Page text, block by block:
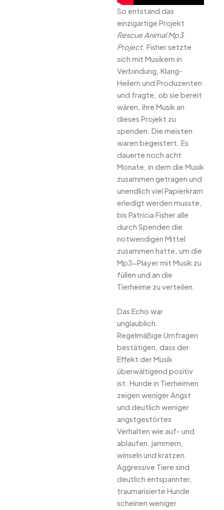
So entstand das
einzigartige Projekt
Rescue Animal Mp3
Project. Fisher setzte
sich mit Musikern in
Verbindung, Klang-
Heilern und Produzenten
und fragte, ob sie bereit
wären, ihre Musik an
dieses Projekt zu
spenden. Die meisten
waren begeistert. Es
dauerte noch acht
Monate, in dem die Musik
zusammen getragen und
unendlich viel Papierkram
erledigt werden musste,
bis Patricia Fisher alle
durch Spenden die
notwendigen Mittel
zusammen hatte, um die
Mp3-Player mit Musik zu
füllen und an die
Tierheime zu verteilen.
Das Echo war
unglaublich.
Regelmäßige Umfragen
bestätigen, dass der
Effekt der Musik
überwältigend positiv
ist. Hunde in Tierheimen
zeigen weniger Angst
und deutlich weniger
angstgestörtes
Verhalten wie auf- und
ablaufen, jammern,
winseln und kratzen.
Aggressive Tiere sind
deutlich entspannter,
traumarisierte Hunde
scheinen weniger